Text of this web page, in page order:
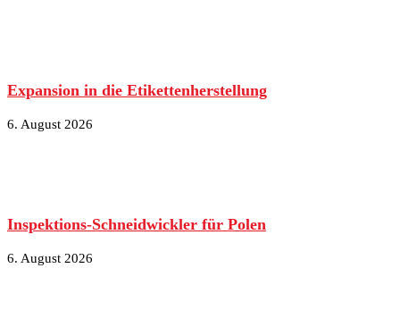
Expansion in die Etikettenherstellung
6. August 2026
Inspektions-Schneidwickler für Polen
6. August 2026